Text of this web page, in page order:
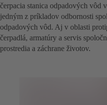
čerpacia stanica odpadových vôd
jedným z príkladov odbornosti
odpadových vôd. Aj v oblasti
čerpadlá, armatúry a servis
prostredia a záchrane životov.